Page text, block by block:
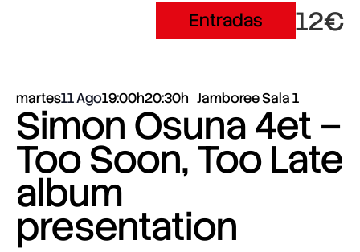
Entradas 12€
martes11 Ago19:00h20:30h Jamboree Sala 1
Simon Osuna 4et –
Too Soon, Too Late
album
presentation